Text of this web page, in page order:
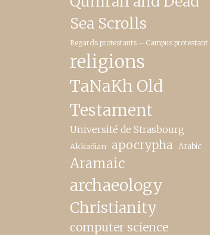
Sea Scrolls
Regards protestants – Campus protestant
religions
TaNaKh Old
Testament
Université de Strasbourg
Akkadian apocrypha Arabic
Aramaic
archaeology
Christianity
computer science